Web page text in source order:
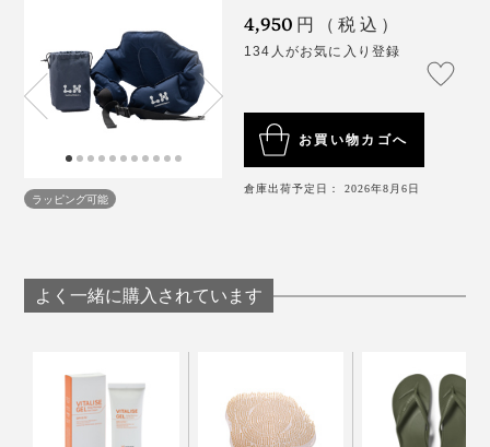
旅行好きなご両親へ、出張の多いパートナーや友人への
贈り物にもぜひ。
パンパンに膨らませてPCワークした後、ちょっとリラ
できるとのころもお気に入りです。
ラッピング可能
4,950 円（税込）
134人がお気に入り登録
お買い物カゴへ
倉庫出荷予定日： 2026年8月6日
よく一緒に購入されています